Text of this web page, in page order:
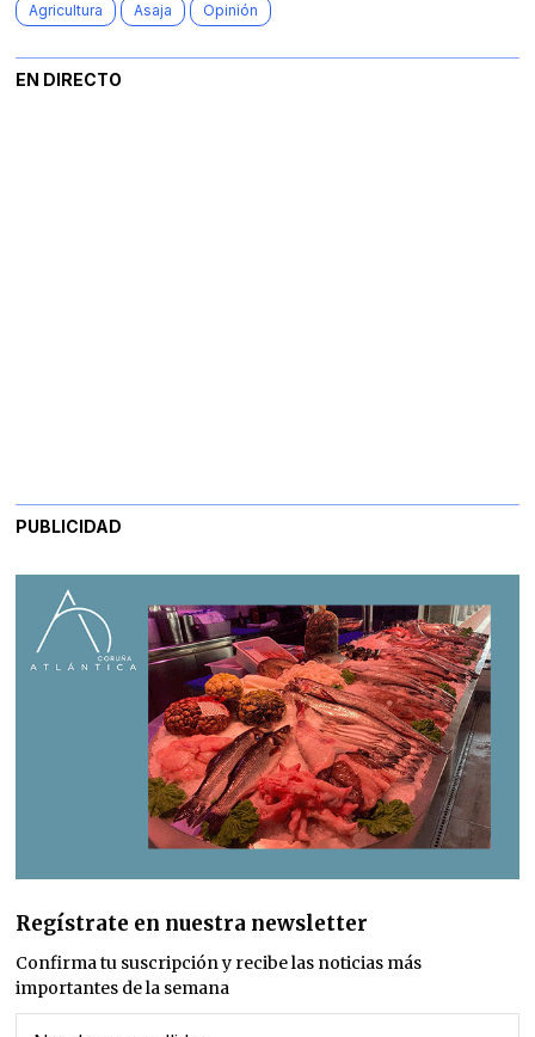
Agricultura Asaja Opinión
EN DIRECTO
PUBLICIDAD
Regístrate en nuestra newsletter
Confirma tu suscripción y recibe las noticias más
importantes de la semana